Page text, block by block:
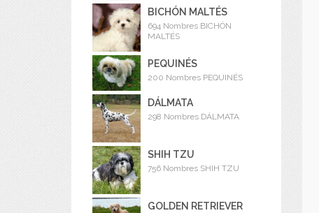
BICHÓN MALTÉS
694 Nombres BICHÓN
MALTÉS
PEQUINÉS
200 Nombres PEQUINÉS
DÁLMATA
298 Nombres DÁLMATA
SHIH TZU
756 Nombres SHIH TZU
GOLDEN RETRIEVER